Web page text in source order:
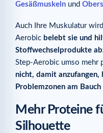
Gesäßmuskeln und
Auch Ihre Muskulatur
Aerobic belebt sie und
Stoffwechselprodukte
Step-Aerobic umso mehr
nicht, damit
Problemzonen am
Mehr Proteine
Silhouette